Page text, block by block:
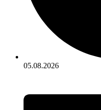
05.08.2026